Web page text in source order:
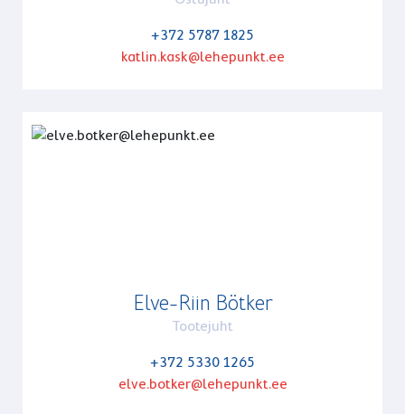
+372 5787 1825
katlin.kask@lehepunkt.ee
Elve-Riin Bötker
Tootejuht
+372 5330 1265
elve.botker@lehepunkt.ee